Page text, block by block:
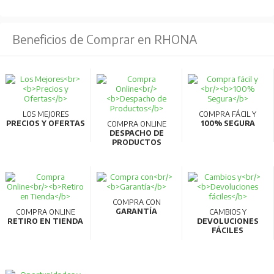
Beneficios de Comprar en RHONA
LOS MEJORES
PRECIOS Y OFERTAS
COMPRA ONLINE
DESPACHO DE
PRODUCTOS
COMPRA FÁCIL Y
100% SEGURA
COMPRA ONLINE
RETIRO EN TIENDA
COMPRA CON
GARANTÍA
CAMBIOS Y
DEVOLUCIONES
FÁCILES